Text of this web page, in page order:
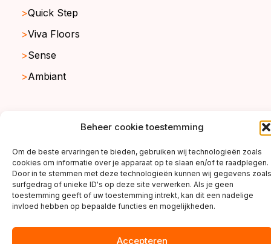
Beheer cookie toestemming
Om de beste ervaringen te bieden, gebruiken wij technologieën zoals
cookies om informatie over je apparaat op te slaan en/of te raadplegen.
Door in te stemmen met deze technologieën kunnen wij gegevens zoals
surfgedrag of unieke ID's op deze site verwerken. Als je geen
toestemming geeft of uw toestemming intrekt, kan dit een nadelige
invloed hebben op bepaalde functies en mogelijkheden.
Accepteren
Quick Step
Viva Floors
Sense
Ambiant